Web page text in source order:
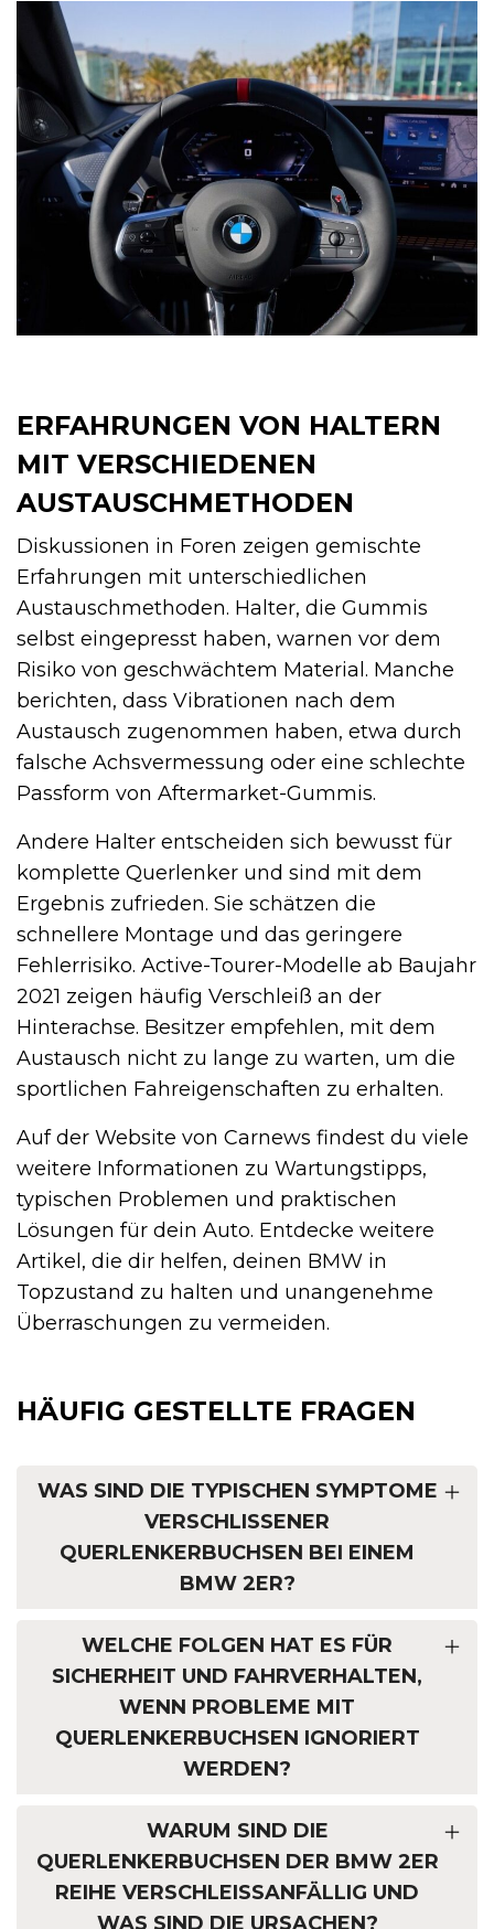
ERFAHRUNGEN VON HALTERN
MIT VERSCHIEDENEN
AUSTAUSCHMETHODEN
Diskussionen in Foren zeigen gemischte
Erfahrungen mit unterschiedlichen
Austauschmethoden. Halter, die Gummis
selbst eingepresst haben, warnen vor dem
Risiko von geschwächtem Material. Manche
berichten, dass Vibrationen nach dem
Austausch zugenommen haben, etwa durch
falsche Achsvermessung oder eine schlechte
Passform von Aftermarket-Gummis.
Andere Halter entscheiden sich bewusst für
komplette Querlenker und sind mit dem
Ergebnis zufrieden. Sie schätzen die
schnellere Montage und das geringere
Fehlerrisiko. Active-Tourer-Modelle ab Baujahr
2021 zeigen häufig Verschleiß an der
Hinterachse. Besitzer empfehlen, mit dem
Austausch nicht zu lange zu warten, um die
sportlichen Fahreigenschaften zu erhalten.
Auf der Website von Carnews findest du viele
weitere Informationen zu Wartungstipps,
typischen Problemen und praktischen
Lösungen für dein Auto. Entdecke weitere
Artikel, die dir helfen, deinen BMW in
Topzustand zu halten und unangenehme
Überraschungen zu vermeiden.
HÄUFIG GESTELLTE FRAGEN
WAS SIND DIE TYPISCHEN SYMPTOME
VERSCHLISSENER
QUERLENKERBUCHSEN BEI EINEM
BMW 2ER?
WELCHE FOLGEN HAT ES FÜR
SICHERHEIT UND FAHRVERHALTEN,
WENN PROBLEME MIT
QUERLENKERBUCHSEN IGNORIERT
WERDEN?
WARUM SIND DIE
QUERLENKERBUCHSEN DER BMW 2ER
REIHE VERSCHLEISSANFÄLLIG UND W
AS SIND DIE URSACHEN?